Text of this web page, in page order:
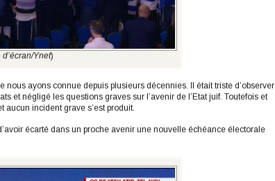
Ynet)
ayons connue depuis plusieurs décennies. Il était triste d’observer
et négligé les questions graves sur l’avenir de l’Etat juif. Toutefois et
incident grave s’est produit.
écarté dans un proche avenir une nouvelle échéance électorale